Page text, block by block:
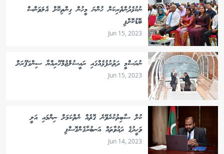
ނުކުޅެދުންތެރިކަން ހުންނަ މީހުން ގިންތިކޮށް އެލަވަންސް
ބޮޑުކޮށްފި
Jun 15, 2023
ނުރަސްމީ ދަތުރުފުޅެއްގައި ރައީސުލްޖުމްހޫރިއްޔާ ސިންގަޕޫރަށް
Jun 15, 2023
ކުށް ސާބިތުކުރެވޭނެ ގޮތެއް ނެތްކަމަށް ނިންމައި އަލީ
ވަހީދުގެ ދައުވާތައް އަނބުރާގެންގޮސްފި
Jun 14, 2023